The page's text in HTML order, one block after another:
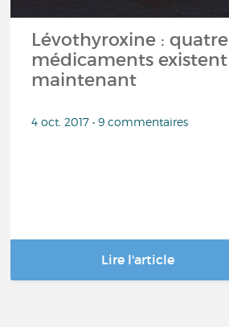
Lévothyroxine : quatre
médicaments existent
maintenant
4 oct. 2017 • 9 commentaires
Lire l'article